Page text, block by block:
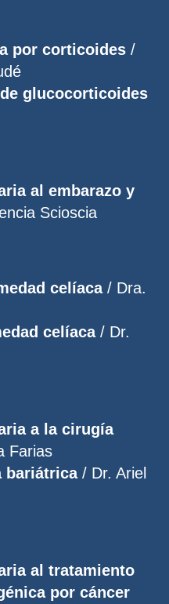
por corticoides /
glucocorticoides
al embarazo y
Scioscia
celíaca / Dra.
celíaca / Dr.
a la cirugía
Farias
bariátrica/ Dr. Ariel
al tratamiento
por cáncer